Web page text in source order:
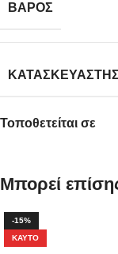
ΒΆΡΟΣ
Τοποθετείται σε
Μπορεί
-15%
ΚΑΥΤΌ